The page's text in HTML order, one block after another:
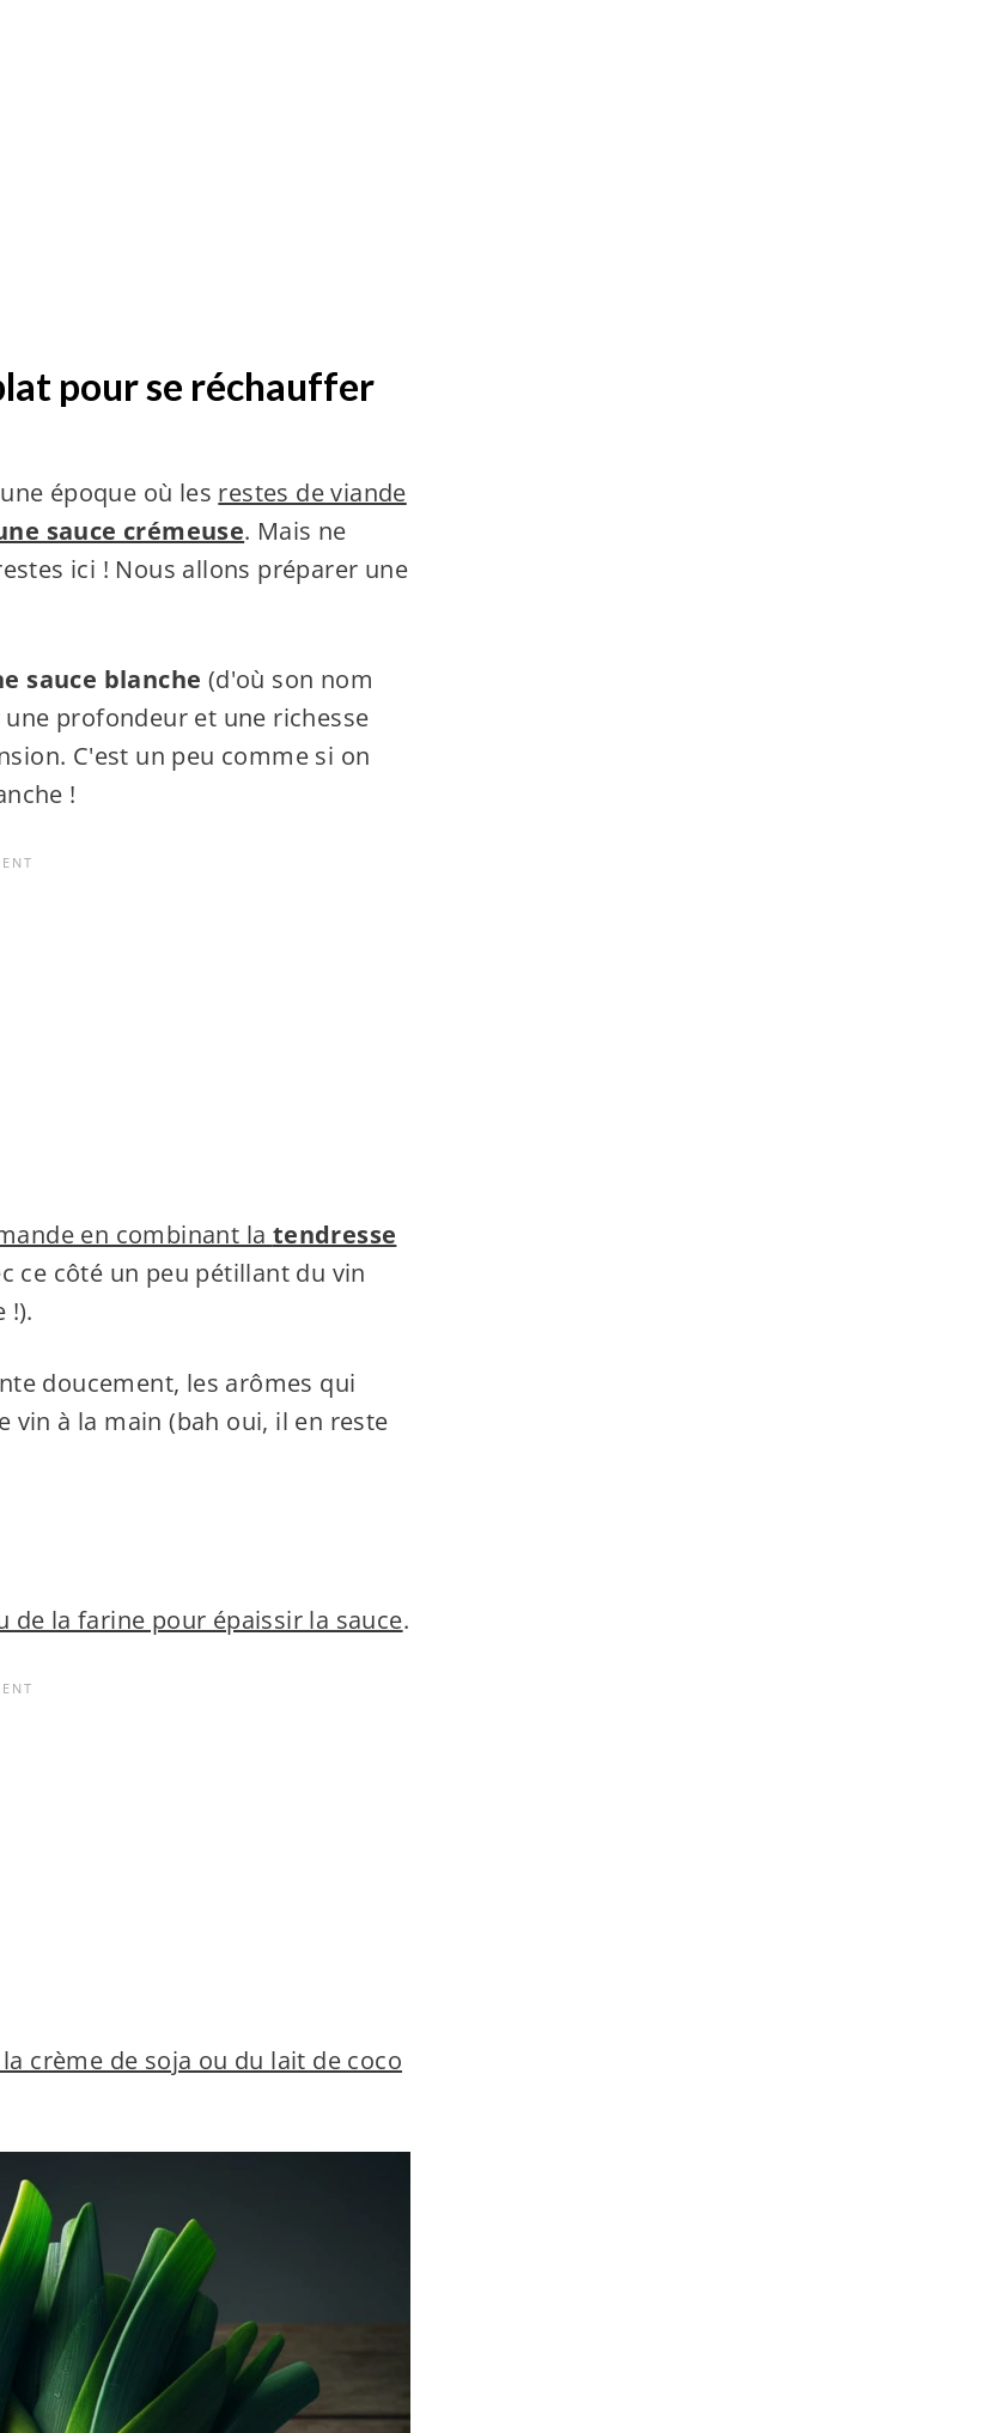
pour se réchauffer
époque où les restes de viande
sauce crémeuse. Mais ne
ici ! Nous allons préparer une
sauce blanche (d'où son nom
profondeur et une richesse
C'est un peu comme si on
!
en combinant la tendresse
ce côté un peu pétillant du vin
!).
doucement, les arômes qui
vin à la main (bah oui, il en reste
de la farine pour épaissir la sauce.
crème de soja ou du lait de coco